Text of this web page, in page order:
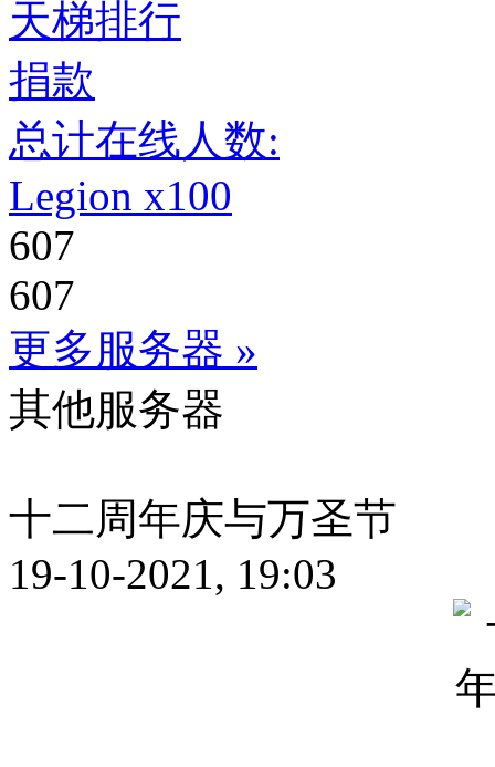
天梯排行
捐款
总计在线人数:
Legion x100
607
607
更多服务器 »
其他服务器
十二周年庆与万圣节
19-10-2021, 19:03